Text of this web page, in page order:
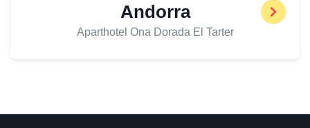
Andorra
Aparthotel Ona Dorada El Tarter